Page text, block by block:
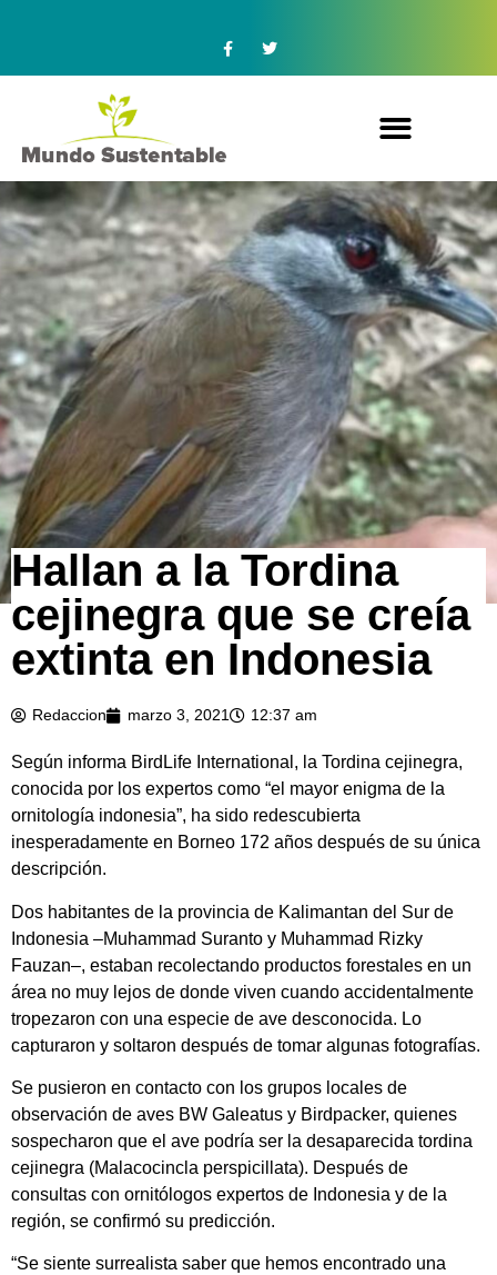
Hallan a la Tordina
cejinegra que se creía
extinta en Indonesia
Redaccion marzo 3, 2021 12:37 am
Según informa BirdLife International, la Tordina cejinegra,
conocida por los expertos como “el mayor enigma de la
ornitología indonesia”, ha sido redescubierta
inesperadamente en Borneo 172 años después de su única
descripción.
Dos habitantes de la provincia de Kalimantan del Sur de
Indonesia –Muhammad Suranto y Muhammad Rizky
Fauzan–, estaban recolectando productos forestales en un
área no muy lejos de donde viven cuando accidentalmente
tropezaron con una especie de ave desconocida. Lo
capturaron y soltaron después de tomar algunas fotografías.
Se pusieron en contacto con los grupos locales de
observación de aves BW Galeatus y Birdpacker, quienes
sospecharon que el ave podría ser la desaparecida tordina
cejinegra (Malacocincla perspicillata). Después de
consultas con ornitólogos expertos de Indonesia y de la
región, se confirmó su predicción.
“Se siente surrealista saber que hemos encontrado una